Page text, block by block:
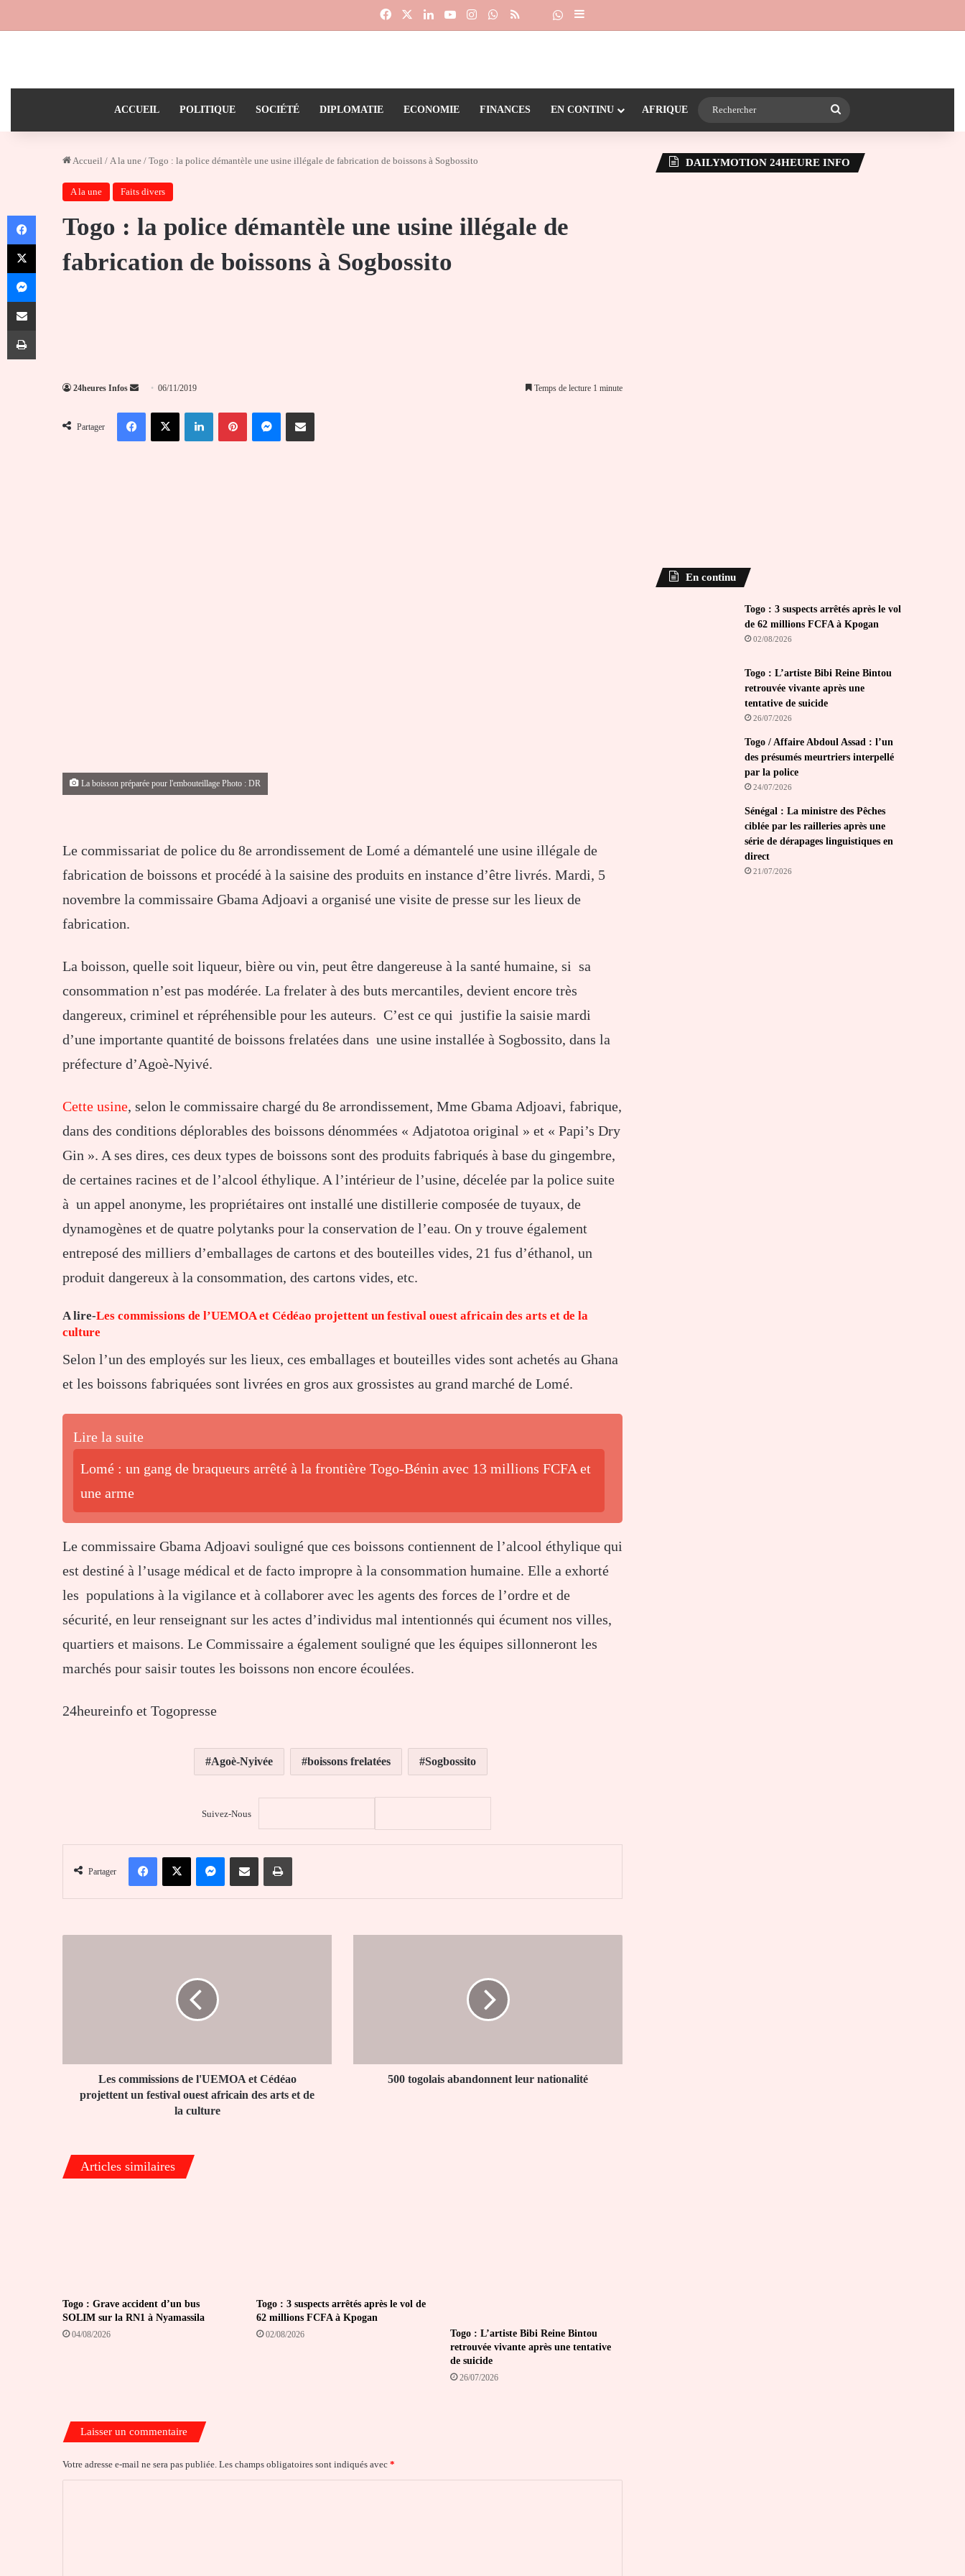
FacebookLinkedinYouTubeInstagramWhatsApp
RSS Dailymotion
Suivre la chaîne 24heureinfo sur WhatsApp
Sidebar (barre latérale)
ACCUEIL POLITIQUE SOCIÉTÉ DIPLOMATIE ECONOMIE FINANCES EN CONTINU AFRIQUE
Accueil / A la une / Togo : la police démantèle une usine illégale de fabrication de boissons à Sogbossito
A la une Faits divers
Togo : la police démantèle une usine illégale de
fabrication de boissons à Sogbossito
24heures Infos
Envoyer
courriel
06/11/2019 Temps de lecture 1 minute
Partager
FacebookX LinkedinPinterestMessengerPartager par email
La boisson préparée pour l'embouteillage Photo : DR
Le commissariat de police du 8e arrondissement de Lomé a démantelé une usine illégale de
fabrication de boissons et procédé à la saisine des produits en instance d’être livrés. Mardi, 5
novembre la commissaire Gbama Adjoavi a organisé une visite de presse sur les lieux de
fabrication.
La boisson, quelle soit liqueur, bière ou vin, peut être dangereuse à la santé humaine, si sa
consommation n’est pas modérée. La frelater à des buts mercantiles, devient encore très
dangereux, criminel et répréhensible pour les auteurs. C’est ce qui justifie la saisie mardi
d’une importante quantité de boissons frelatées dans une usine installée à Sogbossito, dans la
préfecture d’Agoè-Nyivé.
Cette usine, selon le commissaire chargé du 8e arrondissement, Mme Gbama Adjoavi, fabrique,
dans des conditions déplorables des boissons dénommées « Adjatotoa original » et « Papi’s Dry
Gin ». A ses dires, ces deux types de boissons sont des produits fabriqués à base du gingembre,
de certaines racines et de l’alcool éthylique. A l’intérieur de l’usine, décelée par la police suite
à un appel anonyme, les propriétaires ont installé une distillerie composée de tuyaux, de
dynamogènes et de quatre polytanks pour la conservation de l’eau. On y trouve également
entreposé des milliers d’emballages de cartons et des bouteilles vides, 21 fus d’éthanol, un
produit dangereux à la consommation, des cartons vides, etc.
A lire-Les commissions de l’UEMOA et Cédéao projettent un festival ouest africain des arts et de la
culture
Selon l’un des employés sur les lieux, ces emballages et bouteilles vides sont achetés au Ghana
et les boissons fabriquées sont livrées en gros aux grossistes au grand marché de Lomé.
Lire la suite
Lomé : un gang de braqueurs arrêté à la frontière Togo-Bénin avec 13 millions FCFA et
une arme
Le commissaire Gbama Adjoavi souligné que ces boissons contiennent de l’alcool éthylique qui
est destiné à l’usage médical et de facto impropre à la consommation humaine. Elle a exhorté
les populations à la vigilance et à collaborer avec les agents des forces de l’ordre et de
sécurité, en leur renseignant sur les actes d’individus mal intentionnés qui écument nos villes,
quartiers et maisons. Le Commissaire a également souligné que les équipes sillonneront les
marchés pour saisir toutes les boissons non encore écoulées.
24heureinfo et Togopresse
Agoè-Nyivée boissons frelatées Sogbossito
Suivez-Nous
Partager
FacebookX MessengerPartager par email Imprimer
festival
africain
de
la
Les commissions de l'UEMOA et Cédéao
projettent un festival ouest africain des arts et de
la culture
500 togolais abandonnent leur nationalité
Articles similaires
Togo : Grave accident d’un bus
SOLIM sur la RN1 à Nyamassila
04/08/2026
Togo : 3 suspects arrêtés après le vol de
62 millions FCFA à Kpogan
02/08/2026
Togo : L’artiste Bibi Reine Bintou
retrouvée vivante après une tentative
de suicide
26/07/2026
Laisser un commentaire
Votre adresse e-mail ne sera pas publiée. Les champs obligatoires sont indiqués avec *
DAILYMOTION 24HEURE INFO
En continu
Togo : 3 suspects arrêtés après le vol
de 62 millions FCFA à Kpogan
02/08/2026
Togo : L’artiste Bibi Reine Bintou
retrouvée vivante après une
tentative de suicide
26/07/2026
Togo / Affaire Abdoul Assad : l’un
des présumés meurtriers interpellé
par la police
24/07/2026
Sénégal : La ministre des Pêches
ciblée par les railleries après une
série de dérapages linguistiques en
direct
21/07/2026
Facebook
X
Messenger
Partager par email